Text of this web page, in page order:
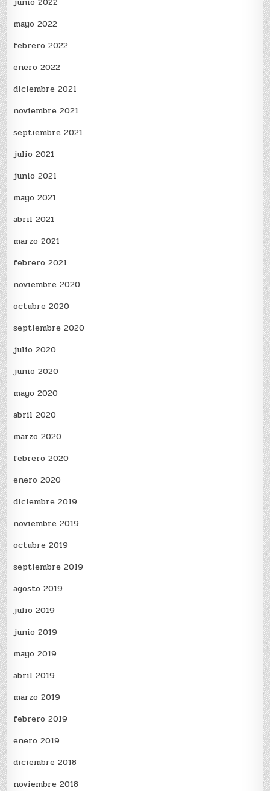
mayo 2022
febrero 2022
enero 2022
diciembre 2021
noviembre 2021
septiembre 2021
julio 2021
junio 2021
mayo 2021
abril 2021
marzo 2021
febrero 2021
noviembre 2020
octubre 2020
septiembre 2020
julio 2020
junio 2020
mayo 2020
abril 2020
marzo 2020
febrero 2020
enero 2020
diciembre 2019
noviembre 2019
octubre 2019
septiembre 2019
agosto 2019
julio 2019
junio 2019
mayo 2019
abril 2019
marzo 2019
febrero 2019
enero 2019
diciembre 2018
noviembre 2018